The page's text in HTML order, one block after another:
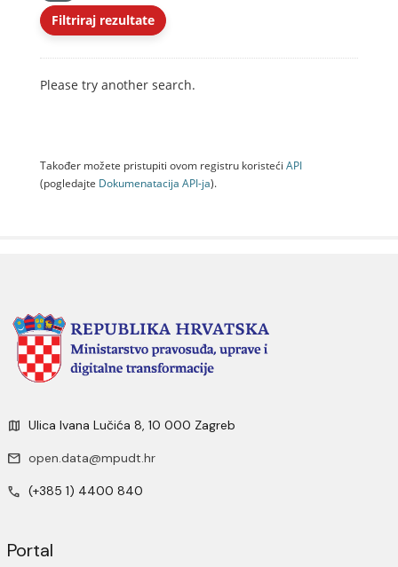
Filtriraj rezultate
Please try another search.
Također možete pristupiti ovom registru koristeći API
(pogledajte Dokumenаtаcijа API-jа).